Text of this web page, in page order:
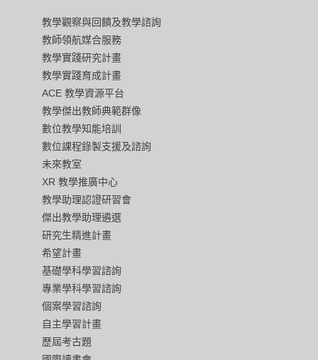
教學觀察與回饋及教學諮詢
教師領航媒合服務
教學實踐研究計畫
教學實踐育成計畫
ACE 教學資源平台
教學傑出教師典範群像
數位教學知能培訓
數位課程錄製支援及諮詢
未來教室
XR 教學推廣中心
教學助理認證研習會
傑出教學助理遴選
研究生精進計畫
希望計畫
基礎學科學習諮詢
專業學科學習諮詢
個案學習諮詢
自主學習計畫
歷屆考古題